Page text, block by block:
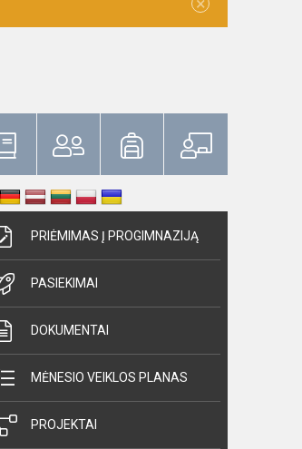
PRIĖMIMAS Į PROGIMNAZIJĄ
PASIEKIMAI
DOKUMENTAI
MĖNESIO VEIKLOS PLANAS
PROJEKTAI